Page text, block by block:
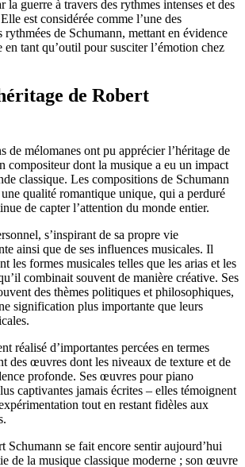
la guerre à travers des rythmes intenses et des
est considérée comme l’une des
de Schumann, mettant en évidence
en tant qu’outil pour susciter l’émotion chez
de Robert
de mélomanes ont pu apprécier l’héritage de
compositeur dont la musique a eu un impact
classique. Les compositions de Schumann
qualité romantique unique, qui a perduré
de capter l’attention du monde entier.
s’inspirant de sa propre vie
ainsi que de ses influences musicales. Il
les formes musicales telles que les arias et les
combinait souvent de manière créative. Ses
des thèmes politiques et philosophiques,
signification plus importante que leurs
réalisé d’importantes percées en termes
des œuvres dont les niveaux de texture et de
profonde. Ses œuvres pour piano
captivantes jamais écrites – elles témoignent
tout en restant fidèles aux
Schumann se fait encore sentir aujourd’hui
de la musique classique moderne ; son œuvre